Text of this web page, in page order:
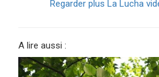
Regarder plus La Lucha
A lire aussi :